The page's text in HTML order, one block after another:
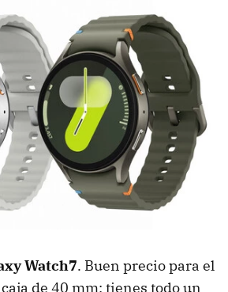
Watch7. Buen precio para el
de 40 mm: tienes todo un